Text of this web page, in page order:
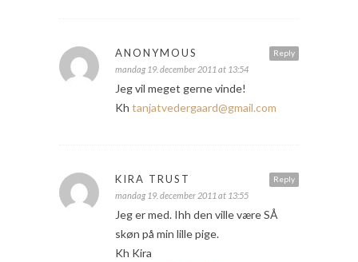
Reply
ANONYMOUS
mandag 19. december 2011 at 13:54
Jeg vil meget gerne vinde!
Kh tanjatvedergaard@gmail.com
Reply
KIRA TRUST
mandag 19. december 2011 at 13:55
Jeg er med. Ihh den ville være SÅ
skøn på min lille pige.
Kh Kira